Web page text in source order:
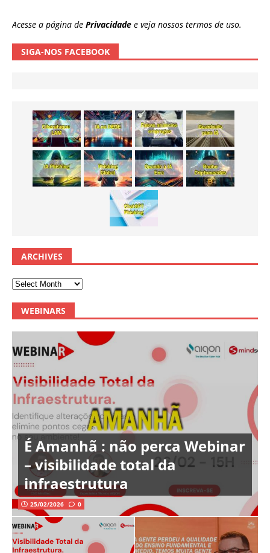
Acesse a página de Privacidade e veja nossos termos de uso.
SIGA-NOS FACEBOOK
ARCHIVES
WEBINARS
É Amanhã : não perca Webinar
– visibilidade total da
infraestrutura
25/02/2026 0